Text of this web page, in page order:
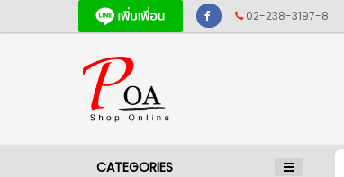
02-238-3197-8
CATEGORIES